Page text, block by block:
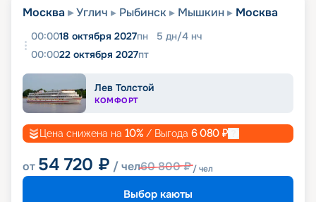
Москва Углич Рыбинск Мышкин Москва
00:0018 октября 2027пн 5 дн/4 нч
00:0022 октября 2027пт
Лев Толстой
КОМФОРТ
Цена снижена на 10% / Выгода 6 080 ₽
от 54 720 ₽ / чел60 800₽/ чел
Выбор каюты